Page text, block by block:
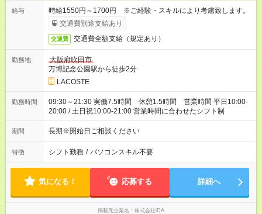
給与
時給1550円～1700円 ※ご経験・スキルにより考慮致します。
交通費別途支給あり
交通費 交通費全額支給（規定あり）
勤務地
大阪府吹田市
万博記念公園駅から徒歩2分
LACOSTE
勤務時間
09:30～21:30 実働7.5時間 休憩1.5時間 営業時間 平日10:00-
20:00 / 土日祝10:00-21:00 営業時間に合わせたシフト制
期間 長期※開始日ご相談ください
特徴 シフト勤務 / パソコンスキル不要
気になる！ 応募する 詳細へ
掲載元企業名 株式会社iDA